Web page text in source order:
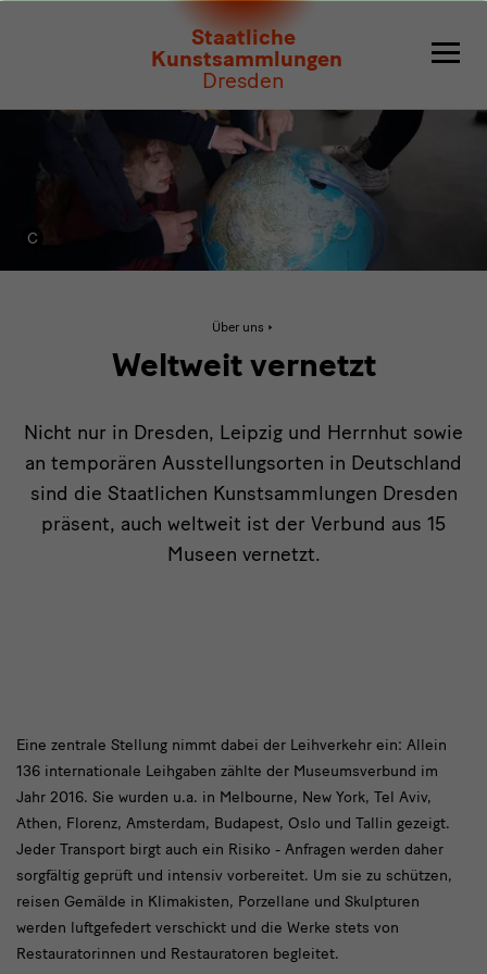
Staatliche
Kunstsammlungen
Dresden
Über uns
vernetzt
Weltweit vernetzt
Nicht nur in Dresden, Leipzig und Herrnhut sowie
an temporären Ausstellungsorten in Deutschland
sind die Staatlichen Kunstsammlungen Dresden
präsent, auch weltweit ist der Verbund aus 15
Museen vernetzt.
Weltweit
vernetzt
Eine zentrale Stellung nimmt dabei der Leihverkehr ein: Allein
136 internationale Leihgaben zählte der Museumsverbund im
Jahr 2016. Sie wurden u.a. in Melbourne, New York, Tel Aviv,
Athen, Florenz, Amsterdam, Budapest, Oslo und Tallin gezeigt.
Jeder Transport birgt auch ein Risiko - Anfragen werden daher
sorgfältig geprüft und intensiv vorbereitet. Um sie zu schützen,
reisen Gemälde in Klimakisten, Porzellane und Skulpturen
werden luftgefedert verschickt und die Werke stets von
Restauratorinnen und Restauratoren begleitet.